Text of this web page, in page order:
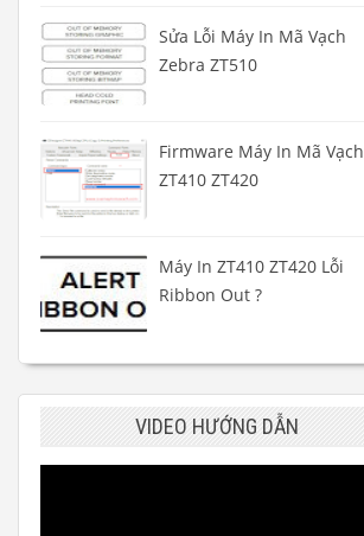
Sửa Lỗi Máy In Mã Vạch
Zebra ZT510
Firmware Máy In Mã Vạch
ZT410 ZT420
Máy In ZT410 ZT420 Lỗi
Ribbon Out ?
VIDEO HƯỚNG DẪN